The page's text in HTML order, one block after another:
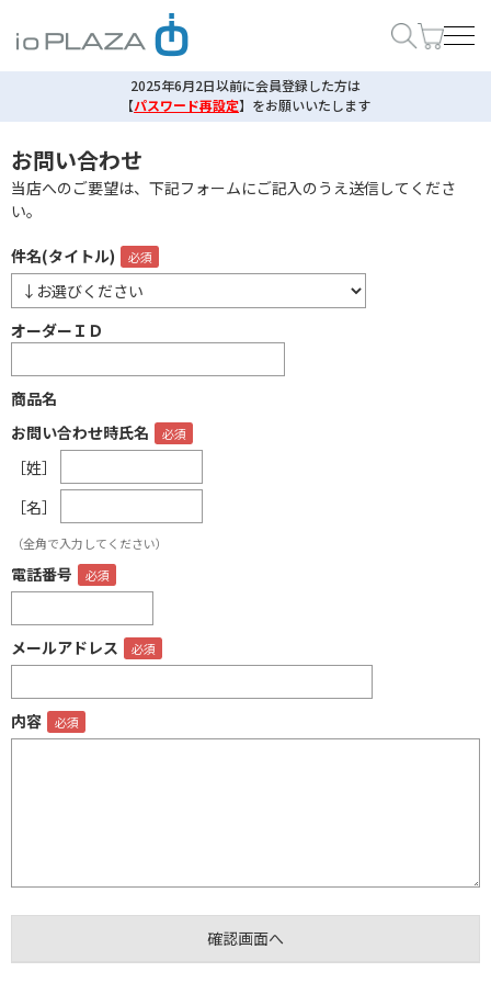
2025年6月2日以前に会員登録した方は
【パスワード再設定】 をお願いいたします
お問い合わせ
当店へのご要望は、下記フォームにご記入のうえ送信してくださ
い。
件名(タイトル)
オーダーＩＤ
商品名
お問い合わせ時氏名
［姓］
［名］
（全角で入力してください）
電話番号
メールアドレス
内容